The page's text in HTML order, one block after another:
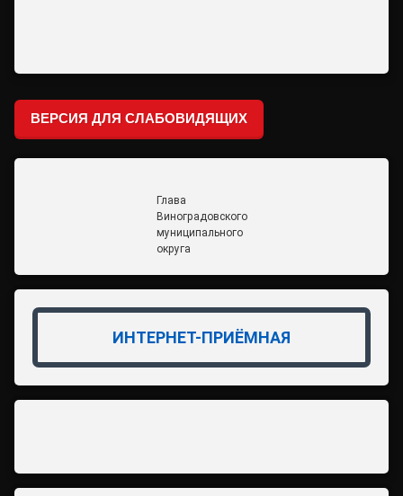
ВЕРСИЯ ДЛЯ СЛАБОВИДЯЩИХ
Глава
Виноградовского
муниципального
округа
ИНТЕРНЕТ-ПРИЁМНАЯ